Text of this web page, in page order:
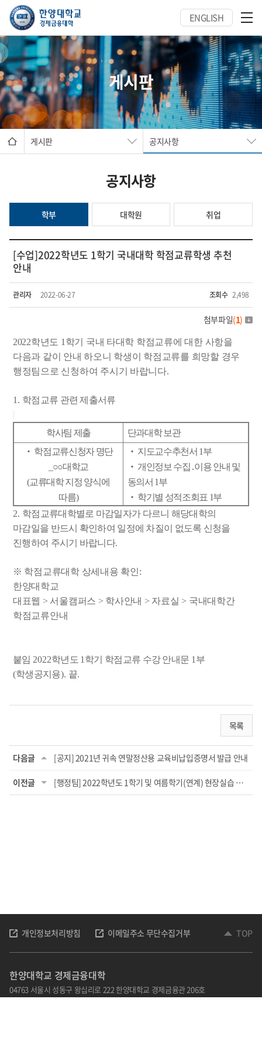
ENGLISH
게시판
게시판 공지사항
공지사항
학부 대학원 취업
[수업]2022학년도 1학기 국내대학 학점교류학생 추천
안내
관리자 2022-06-27 조회수 2,498
첨부파일(1)
2022학년도 1 학기 국내 타대학 학점교류에 대한 사항을
다음과 같이 안내 하오니 학생이 학점교류를 희망할 경우
행정팀으로 신청하여 주시기 바랍니다.
1. 학점교류 관련 제출서류
학사팀 제출
단과대학 보관
‧ 학점교류신청자 명단
○○대학교
(교류대학 지정 양식에
따름)
‧ 지도교수추천서 1부
‧ 개인정보 수집 ․이용 안내 및
동의서 1부
‧ 학기별 성적조회표 1부
2. 학점교류대학별로 마감일자가 다르니 해당대학의
마감일을 반드시 확인하여 일정에 차질이 없도록 신청을
진행하여 주시기 바랍니다.
※ 학점교류대학 상세내용 확인 :
한양대학교
대표웹 > 서울캠퍼스 > 학사안내 > 자료실 > 국내대학간
학점교류안내
붙임 2022학년도 1 학기 학점교류 수강 안내문 1 부
(학생공지용). 끝.
목록
다음글 [공지] 2021년 귀속 연말정산용 교육비납입증명서 발급 안내
이전글 [행정팀] 2022학년도 1학기 및 여름학기(연계) 현장실습 운영 안내
개인정보처리방침 이메일주소 무단수집거부 TOP
한양대학교 경제금융대학
04763 서울시 성동구 왕십리로 222 한양대학교 경제금융관 206호